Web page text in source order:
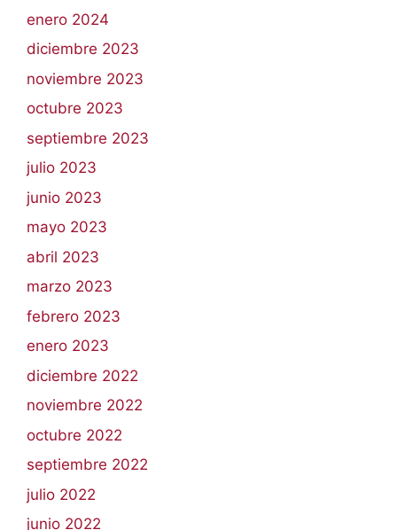
enero 2024
diciembre 2023
noviembre 2023
octubre 2023
septiembre 2023
julio 2023
junio 2023
mayo 2023
abril 2023
marzo 2023
febrero 2023
enero 2023
diciembre 2022
noviembre 2022
octubre 2022
septiembre 2022
julio 2022
junio 2022